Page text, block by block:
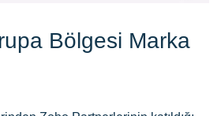
Bölgesi Marka